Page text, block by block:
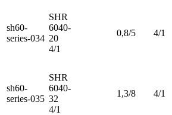
sh60-
series-034
SHR
6040-
20
4/1
0,8/5 4/1
sh60-
series-035
SHR
6040-
32
4/1
1,3/8 4/1